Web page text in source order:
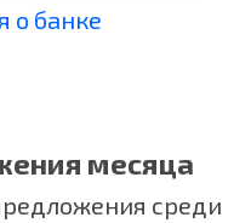
о банке
месяца
среди